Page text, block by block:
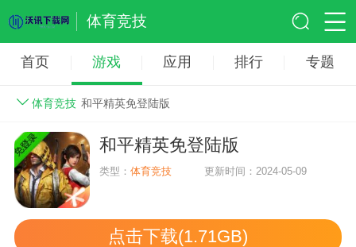
体育竞技
首页 游戏 应用 排行 专题
体育竞技 和平精英免登陆版
和平精英免登陆版
类型：体育竞技 更新时间：2024-05-09
点击下载(1.71GB)